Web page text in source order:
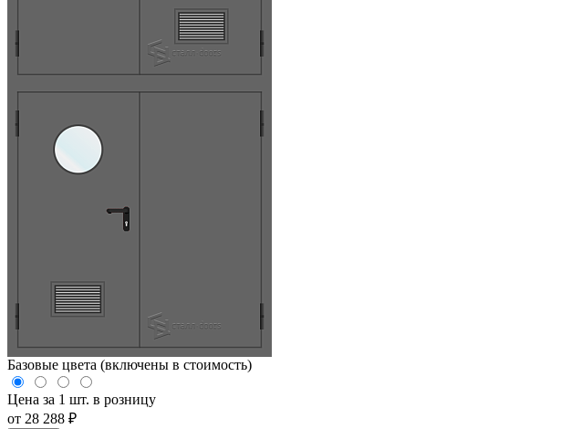
Базовые цвета (включены в стоимость)
Цена за 1 шт. в розницу
от 28 288 ₽